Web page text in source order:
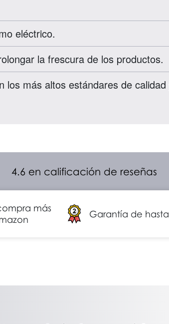
eléctrico.
la frescura de los productos.
los más altos estándares de calidad
4.6 en calificación de reseñas
más
Garantía de